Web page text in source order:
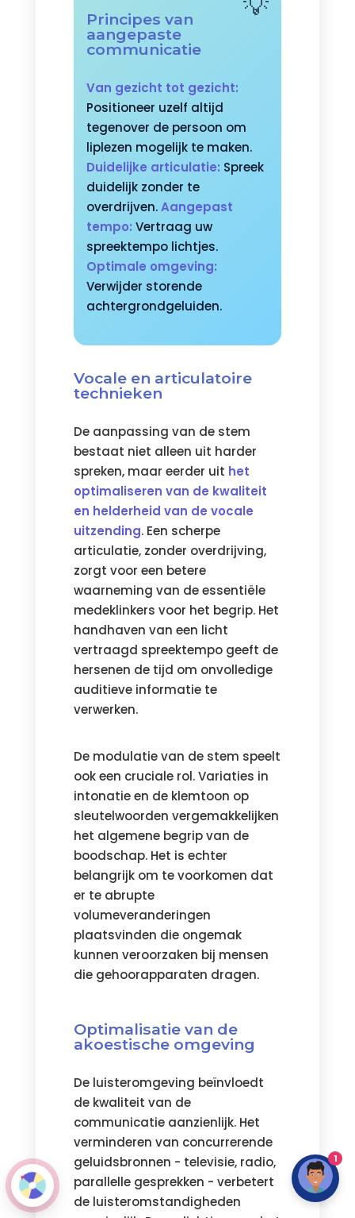
Principes van
aangepaste
communicatie
Van gezicht tot gezicht:
Positioneer uzelf altijd
tegenover de persoon om
liplezen mogelijk te maken.
Duidelijke articulatie: Spreek
duidelijk zonder te
overdrijven.Aangepast
tempo: Vertraag uw
spreektempo lichtjes.
Optimale omgeving:
Verwijder storende
achtergrondgeluiden.
Vocale en articulatoire
technieken
De aanpassing van de stem
bestaat niet alleen uit harder
spreken, maar eerder uit het
optimaliseren van de kwaliteit
en helderheid van de vocale
uitzending. Een scherpe
articulatie, zonder overdrijving,
zorgt voor een betere
waarneming van de essentiële
medeklinkers voor het begrip. Het
handhaven van een licht
vertraagd spreektempo geeft de
hersenen de tijd om onvolledige
auditieve informatie te
verwerken.
De modulatie van de stem speelt
ook een cruciale rol. Variaties in
intonatie en de klemtoon op
sleutelwoorden vergemakkelijken
het algemene begrip van de
boodschap. Het is echter
belangrijk om te voorkomen dat
er te abrupte
volumeveranderingen
plaatsvinden die ongemak
kunnen veroorzaken bij mensen
die gehoorapparaten dragen.
Optimalisatie van de
akoestische omgeving
De luisteromgeving beïnvloedt
de kwaliteit van de
communicatie aanzienlijk. Het
verminderen van concurrerende
geluidsbronnen - televisie, radio,
parallelle gesprekken - verbetert
de luisteromstandigheden
1